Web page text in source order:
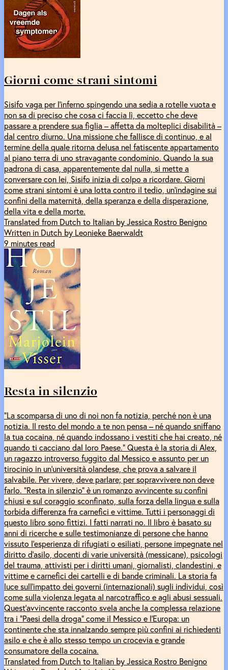
Giorni come strani sintomi
Sisifo vaga per l’inferno spingendo una sedia a rotelle vuota e
non sa di preciso che cosa ci faccia lì, eccetto che deve
passare a prendere sua figlia – affetta da molteplici disabilità –
dal centro diurno. Una missione che fallisce di continuo, e al
termine della quale ritorna delusa nel fatiscente appartamento
al piano terra di uno stravagante condominio. Quando la sua
padrona di casa, apparentemente dal nulla, si mette a
conversare con lei, Sisifo inizia di colpo a ricordare. Giorni
come strani sintomi è una lotta contro il tedio, un’indagine sui
confini della maternità, della speranza e della disperazione,
della vita e della morte.
Translated from Dutch to Italian by Jessica Rostro Benigno
Written in Dutch by Leonieke Baerwaldt
9 minutes read
Resta in silenzio
“La scomparsa di uno di noi non fa notizia, perché non è una
notizia. Il resto del mondo a te non pensa – né quando sniffano
la tua cocaina, né quando indossano i vestiti che hai creato, né
quando ti cacciano dal loro Paese.” Questa è la storia di Alex,
un ragazzo introverso fuggito dal Messico e assunto per un
tirocinio in un’università olandese, che prova a salvare il
salvabile. Per vivere, deve parlare; per sopravvivere non deve
farlo. “Resta in silenzio” è un romanzo avvincente su confini
chiusi e sul coraggio sconfinato, sulla forza della lingua e sulla
torbida differenza fra carnefici e vittime. Tutti i personaggi di
questo libro sono fittizi. I fatti narrati no. Il libro è basato su
anni di ricerche e sulle testimonianze di persone che hanno
vissuto l’esperienza di rifugiati o esiliati, persone impegnate nel
diritto d’asilo, docenti di varie università (messicane), psicologi
del trauma, attivisti per i diritti umani, giornalisti, clandestini, e
vittime e carnefici dei cartelli e di bande criminali. La storia fa
luce sull’impatto dei governi (internazionali) sugli individui, così
come sulla violenza legata al narcotraffico e agli abusi sessuali.
Quest’avvincente racconto svela anche la complessa relazione
tra i “Paesi della droga” come il Messico e l’Europa: un
continente che sta innalzando sempre più confini ai richiedenti
asilo e che è allo stesso tempo un crocevia e grande
consumatore della cocaina.
Translated from Dutch to Italian by Jessica Rostro Benigno